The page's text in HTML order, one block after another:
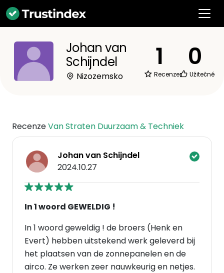
Johan van
Schijndel
Nizozemsko
1
Recenze
0
Užitečné
RecenzeVan Straten Duurzaam & Techniek
Johan van Schijndel
2024.10.27
In 1 woord GEWELDIG !
In 1 woord geweldig ! de broers (Henk en
Evert) hebben uitstekend werk geleverd bij
het plaatsen van de zonnepanelen en de
airco. Ze werken zeer nauwkeurig en netjes.